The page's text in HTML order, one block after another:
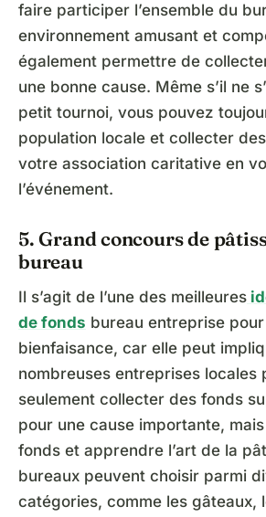
faire participer l’ensemble du
environnement amusant et
également permettre de
une bonne cause. Même s’il ne
petit tournoi, vous pouvez
population locale et collecter
votre association caritative en
l’événement.
5. Grand concours de
bureau
Il s’agit de l’une des meilleures
de fonds bureau entreprise
bienfaisance, car elle peut
nombreuses entreprises locales
seulement collecter des fonds
pour une cause importante,
fonds et apprendre l’art de la
bureaux peuvent choisir parmi
catégories, comme les gâteaux,